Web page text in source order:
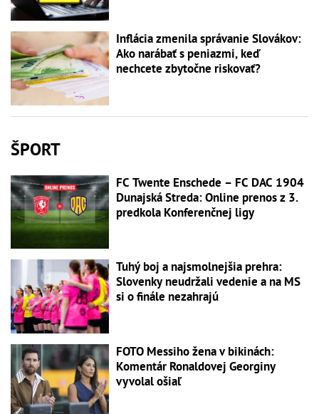
Inflácia zmenila správanie Slovákov:
Ako narábať s peniazmi, keď
nechcete zbytočne riskovať?
ŠPORT
FC Twente Enschede – FC DAC 1904
Dunajská Streda: Online prenos z 3.
predkola Konferenčnej ligy
Tuhý boj a najsmolnejšia prehra:
Slovenky neudržali vedenie a na MS
si o finále nezahrajú
FOTO Messiho žena v bikinách:
Komentár Ronaldovej Georginy
vyvolal ošiaľ